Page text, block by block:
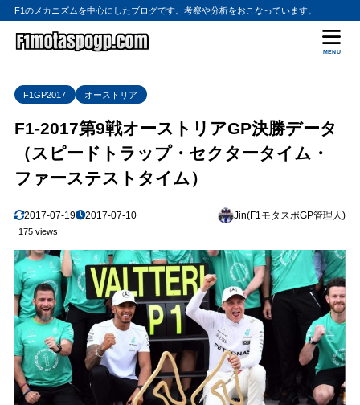
F1のメカニズムを中心にしたブログです。考察や分析をおこなっています。
MENU
F1GP2017 オーストリア
F1-2017第9戦オーストリアGP決勝データ
（スピードトラップ・セクタータイム・
ファーステストタイム）
2017-07-19 2017-07-10 Jin(F1モタスポGP管理人)
175 views